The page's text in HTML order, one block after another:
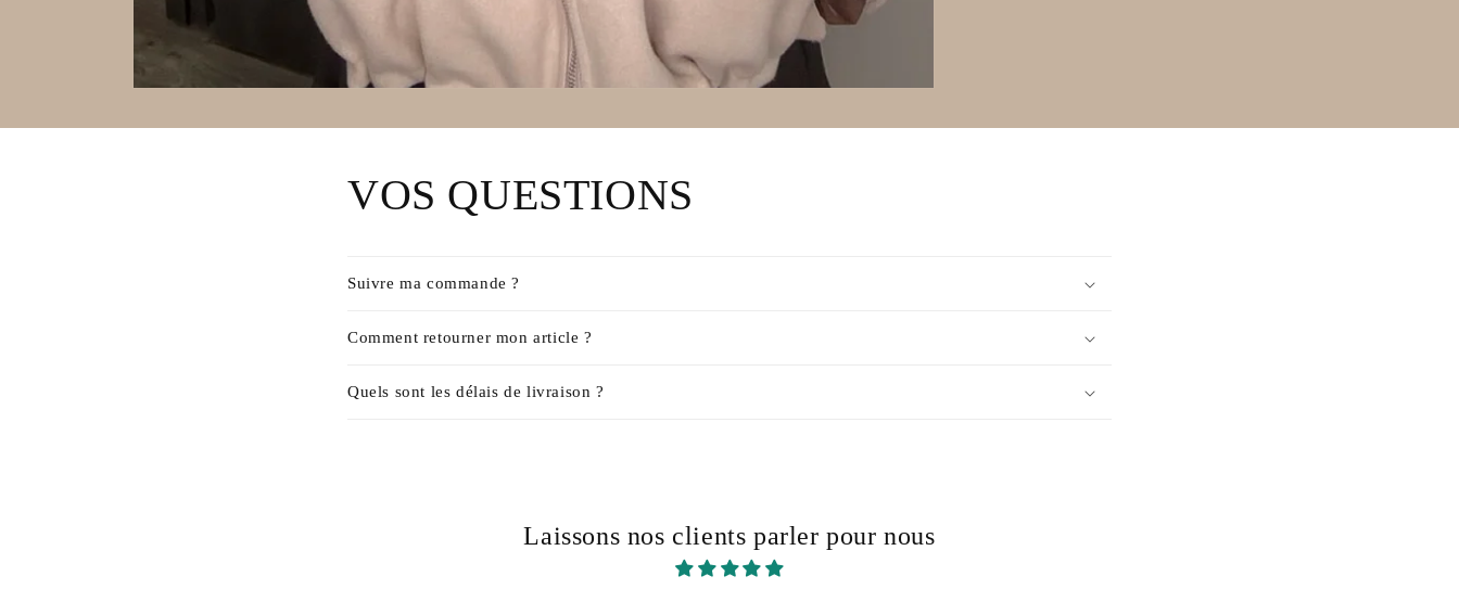
VOS QUESTIONS
Suivre ma commande ?
Comment retourner mon article ?
Quels sont les délais de livraison ?
Laissons nos clients parler pour nous